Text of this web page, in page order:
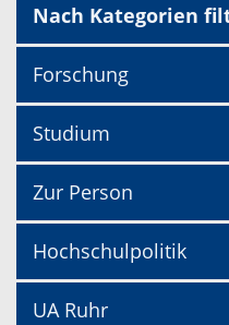
Nach Kategorien
Forschung
Studium
Zur Person
Hochschulpolitik
UA Ruhr